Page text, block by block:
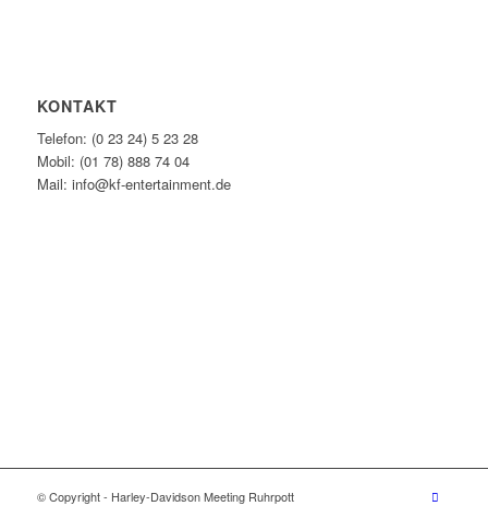
KONTAKT
Telefon: (0 23 24) 5 23 28
Mobil: (01 78) 888 74 04
Mail: info@kf-entertainment.de
© Copyright - Harley-Davidson Meeting Ruhrpott